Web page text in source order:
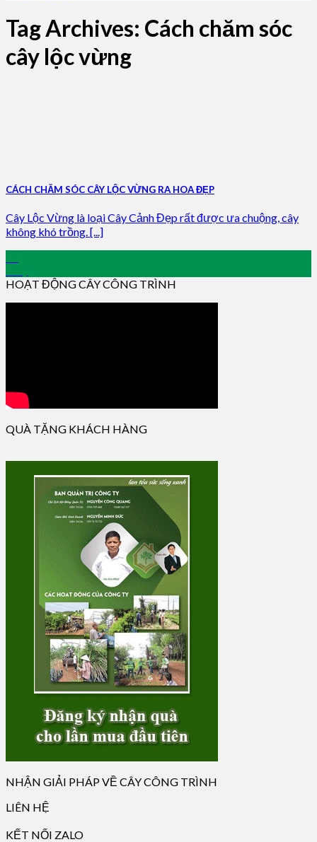
Tag Archives: Cách chăm sóc
cây lộc vừng
CÁCH CHĂM SÓC CÂY LỘC VỪNG RA HOA ĐẸP
Cây Lộc Vừng là loại Cây Cảnh Đẹp rất được ưa chuộng, cây
không khó trồng. [...]
HOẠT ĐỘNG CÂY CÔNG TRÌNH
QUÀ TẶNG KHÁCH HÀNG
NHẬN GIẢI PHÁP VỀ CÂY CÔNG TRÌNH
LIÊN HỆ
KẾT NỐI ZALO